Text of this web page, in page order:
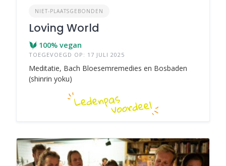
NIET-PLAATSGEBONDEN
Loving World
100% vegan
TOEGEVOEGD OP: 17 JULI 2025
Meditatie, Bach Bloesemremedies en Bosbaden
(shinrin yoku)